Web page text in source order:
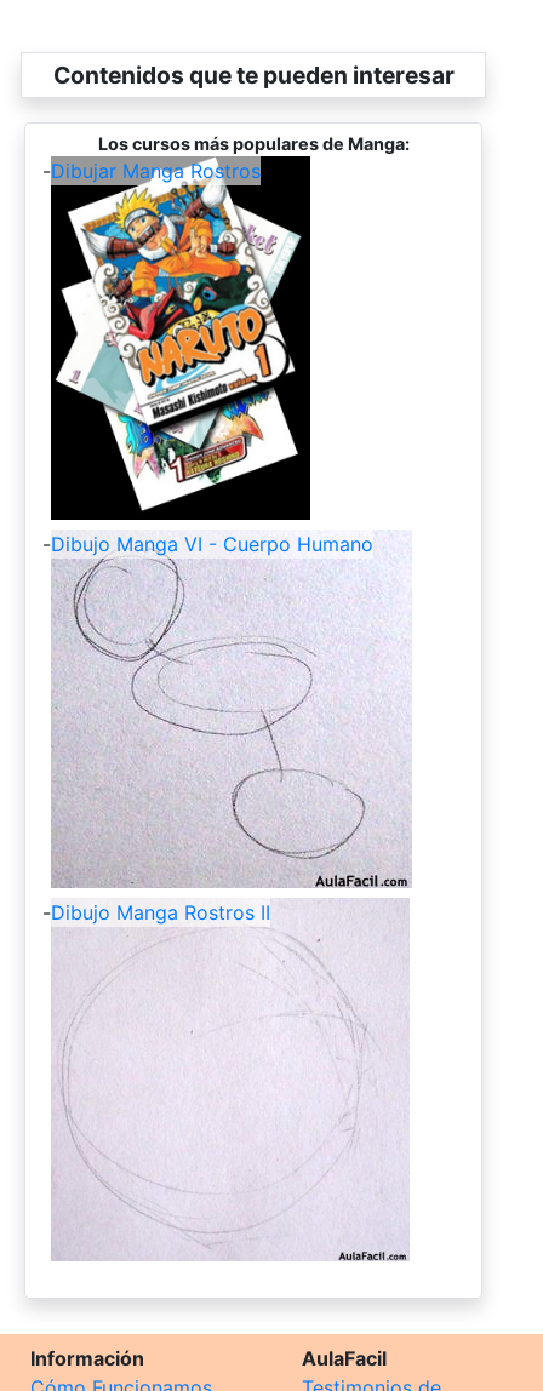
Contenidos que te pueden interesar
Los cursos más populares de Manga:
-Dibujar Manga Rostros
-Dibujo Manga VI - Cuerpo Humano
-Dibujo Manga Rostros II
Información
AulaFacil